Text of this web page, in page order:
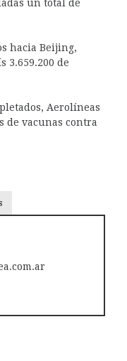
un total de
hacia Beijing,
3.659.200 de
Aerolíneas
de vacunas contra